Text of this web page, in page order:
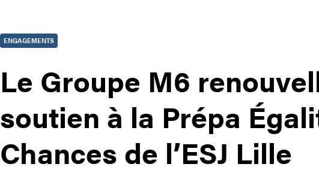
ENGAGEMENTS
Le Groupe M6
soutien à la Prépa
Chances de l’ESJ Lille